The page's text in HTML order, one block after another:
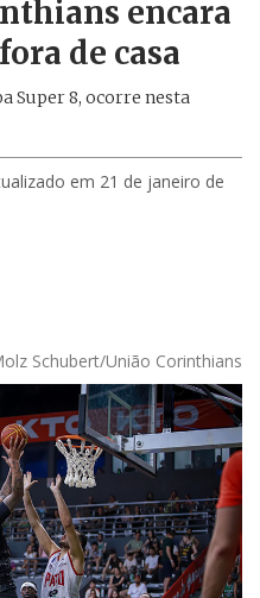
encara
de casa
Super 8, ocorre nesta
em 21 de janeiro de
Schubert/União Corinthians